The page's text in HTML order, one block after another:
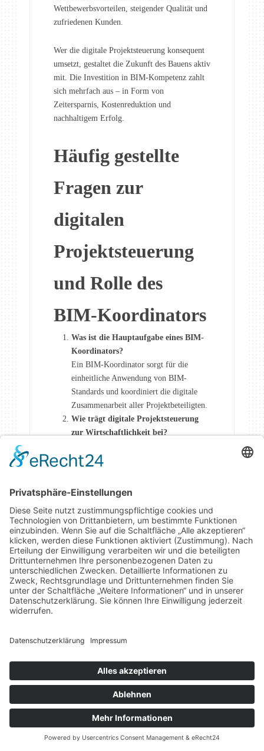
Wettbewerbsvorteilen, steigender Qualität und
zufriedenen Kunden.
Wer die digitale Projektsteuerung konsequent
umsetzt, gestaltet die Zukunft des Bauens aktiv
mit. Die Investition in BIM-Kompetenz zahlt
sich mehrfach aus – in Form von
Zeitersparnis, Kostenreduktion und
nachhaltigem Erfolg.
Häufig gestellte
Fragen zur
digitalen
Projektsteuerung
und Rolle des
BIM-Koordinators
Was ist die Hauptaufgabe eines BIM-
Koordinators?
Ein BIM-Koordinator sorgt für die
einheitliche Anwendung von BIM-
Standards und koordiniert die digitale
Zusammenarbeit aller Projektbeteiligten.
Wie trägt digitale Projektsteuerung
zur Wirtschaftlichkeit bei?
frühzeitige Fehlererkennung werden
Projektsteuerung eingesetzt?
Häufig genutzte Tools sind Cloud-
Plattformen wie Autodesk BIM 360 und
Tekla Structures, die Modellprüfung und
Echtzeit-Datenaustausch ermöglichen.
Wie unterstützt der BIM-Koordinator
nachhaltiges Bauen?
Er integriert Umweltaspekte in die
der Einführung von BIM im
Mittelstand?
Begrenzt verfügbare Ressourcen,
notwendige Schulungen und die
Akzeptanz aller Beteiligten sind zentrale
Wie kann ein mittelständisches